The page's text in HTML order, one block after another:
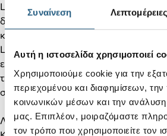
Συναίνεση Λεπτομέρειες
Αυτή η ιστοσελίδα χρησιμοποιεί
Χρησιμοποιούμε cookie για την
περιεχομένου και διαφημίσεων,
κοινωνικών μέσων και την ανάλυση
μας. Επιπλέον, μοιραζόμαστε
τον τρόπο που χρησιμοποιείτε τον
LiteRide™ στο εσωτερικό — γιατί δεν
διαλέξετε ανάμεσα στο να φαίνεστε ή
καλύτερα. Οι δύο ρυθμιζόμενοι
Low Wedge σας προσφέρουν
ελαφριά κατασκευή του Crocs
τεχνολογία άνεσης σάς επιτρέπουν να
σιγουριά από τη δουλειά στην
Λεπτομέρειες προϊόντος: